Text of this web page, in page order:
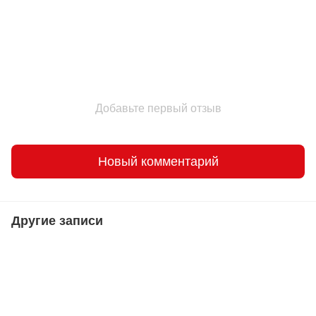
Добавьте первый отзыв
Новый комментарий
Другие записи